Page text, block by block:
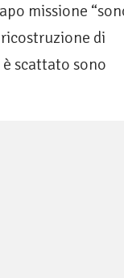
missione
di
scattato sono